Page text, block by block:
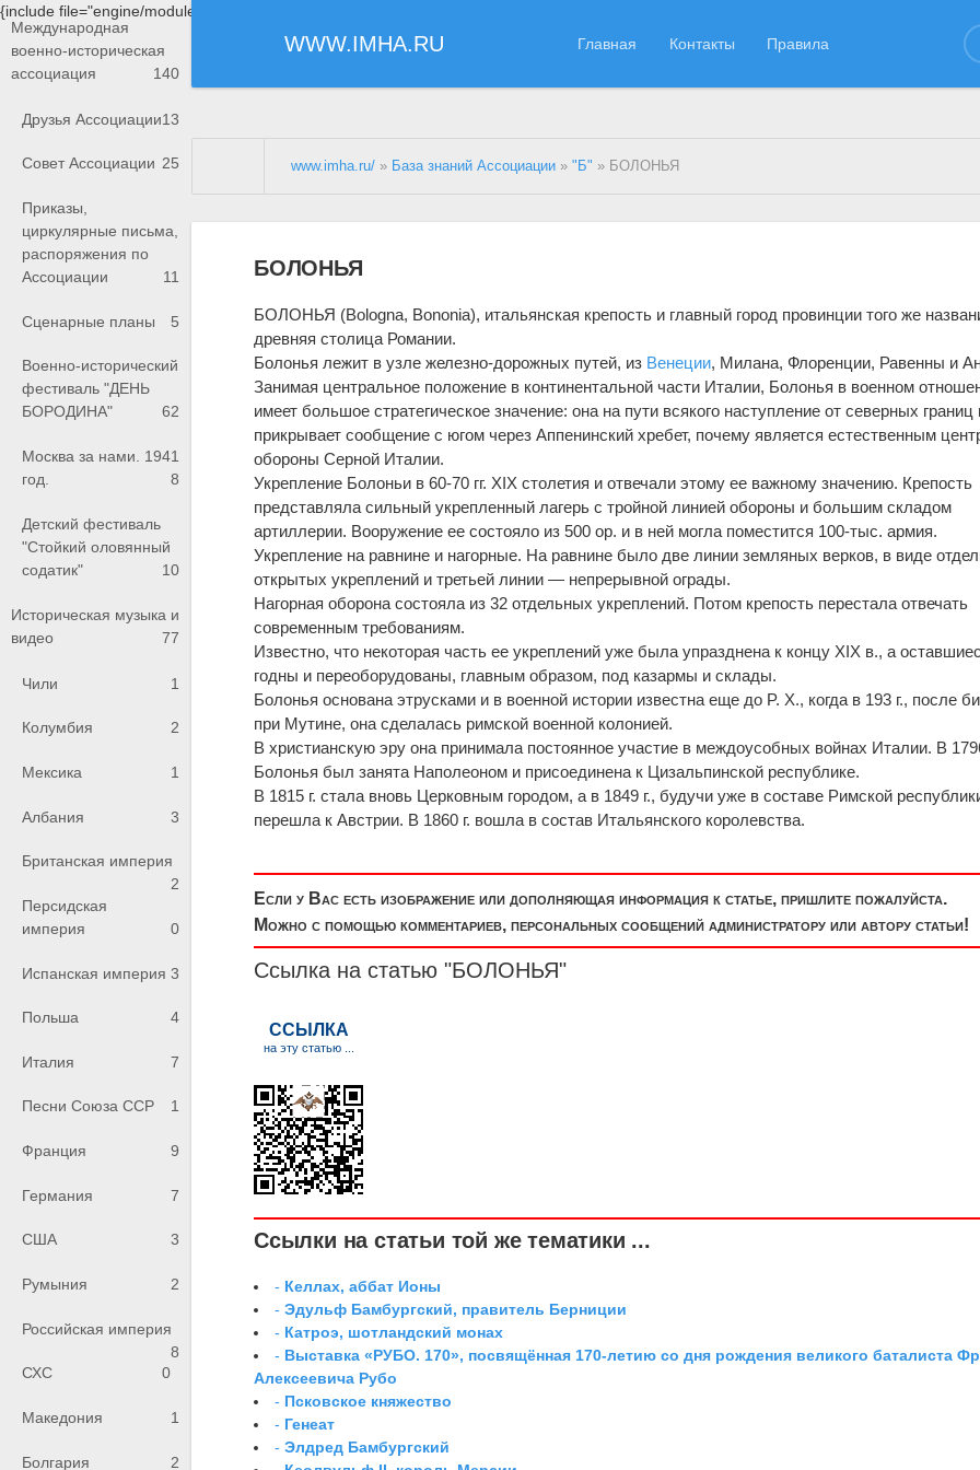
{include file="engine/modules/saperu/head.php"}
WWW.IMHA.RU Главная Контакты Правила
Международная
военно-историческая
ассоциация
140
Друзья Ассоциации13
Совет Ассоциации 25
Приказы,
циркулярные письма,
распоряжения по
Ассоциации
11
Сценарные планы 5
Военно-исторический
фестиваль "ДЕНЬ
БОРОДИНА"
62
Москва за нами. 1941
год.
8
Детский фестиваль
"Стойкий оловянный
содатик"
10
Историческая музыка и
видео
77
Чили 1
Колумбия 2
Мексика 1
Албания 3
Британская империя
2
Персидская
империя
0
Испанская империя 3
Польша 4
Италия 7
Песни Союза ССР 1
Франция 9
Германия 7
США 3
Румыния 2
Российская империя
8
СХС
0
Македония 1
Болгария 2
www.imha.ru/ » База знаний Ассоциации »"Б" » БОЛОНЬЯ
БОЛОНЬЯ
БОЛОНЬЯ (Bologna, Bononia), итальянская крепость и главный город провинции того же
древняя столица Романии.
Болонья лежит в узле железно-дорожных путей, из Венеции, Милана, Флоренции, Равенны и
Занимая центральное положение в континентальной части Италии, Болонья в военном
имеет большое стратегическое значение: она на пути всякого наступление от северных границ
прикрывает сообщение с югом через Аппенинский хребет, почему является естественным
обороны Серной Италии.
Укрепление Болоньи в 60-70 гг. XIX столетия и отвечали этому ее важному значению. Крепость
представляла сильный укрепленный лагерь с тройной линией обороны и большим складом
артиллерии. Вооружение ее состояло из 500 ор. и в ней могла поместится 100-тыс. армия.
Укрепление на равнине и нагорные. На равнине было две линии земляных верков, в виде
открытых укреплений и третьей линии — непрерывной ограды.
Нагорная оборона состояла из 32 отдельных укреплений. Потом крепость перестала отвечать
современным требованиям.
Известно, что некоторая часть ее укреплений уже была упразднена к концу XIX в., a
годны и переоборудованы, главным образом, под казармы и склады.
Болонья основана этрусками и в военной истории известна еще до P. X., когда в 193 г., после
при Мутине, она сделалась римской военной колонией.
В христианскую эру она принимала постоянное участие в междоусобных войнах Италии. В
Болонья был занята Наполеоном и присоединена к Цизальпинской республике.
В 1815 г. стала вновь Церковным городом, a в 1849 г., будучи уже в составе Римской
перешла к Австрии. В 1860 г. вошла в состав Итальянского королевства.
Если у Вас есть изображение или дополняющая информация к статье, пришлите пожалуйста.
Можно с помощью комментариев, персональных сообщений администратору или автору статьи!
Ссылка на статью "БОЛОНЬЯ"
Ссылки на статьи той же тематики ...
- Келлах, аббат Ионы
-Эдульф Бамбургский, правитель Берниции
- Катроэ, шотландский монах
- Выставка «РУБО. 170», посвящённая 170-летию со дня рождения великого баталиста
Алексеевича Рубо
- Псковское княжество
- Генеат
-Элдред Бамбургский